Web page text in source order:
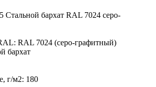
RAL 7024 (серо-графитный)
бархат
г/м2: 180